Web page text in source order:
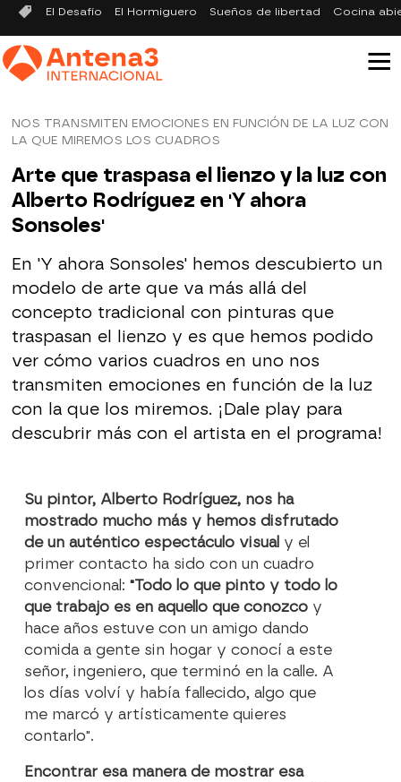
El Desafío El Hormiguero Sueños de libertad Cocina
NOS TRANSMITEN EMOCIONES EN FUNCIÓN DE LA LUZ CON
LA QUE MIREMOS LOS CUADROS
Arte que traspasa el lienzo y la luz con
Alberto Rodríguez en 'Y ahora
Sonsoles'
En 'Y ahora Sonsoles' hemos descubierto un
modelo de arte que va más allá del
concepto tradicional con pinturas que
traspasan el lienzo y es que hemos podido
ver cómo varios cuadros en uno nos
transmiten emociones en función de la luz
con la que los miremos. ¡Dale play para
descubrir más con el artista en el programa!
Su pintor, Alberto Rodríguez, nos ha
mostrado mucho más y hemos disfrutado
de un auténtico espectáculo visual y el
primer contacto ha sido con un cuadro
convencional:"Todo lo que pinto y todo lo
que trabajo es en aquello que conozco y
hace años estuve con un amigo dando
comida a gente sin hogar y conocí a este
señor, ingeniero, que terminó en la calle. A
los días volví y había fallecido, algo que
me marcó y artísticamente quieres
contarlo".
Encontrar esa manera de mostrar esa